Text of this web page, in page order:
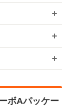
ボAパッケー